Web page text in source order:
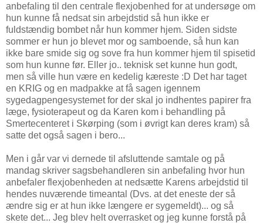
anbefaling til den centrale flexjobenhed for at undersøge om
hun kunne få nedsat sin arbejdstid så hun ikke er
fuldstændig bombet når hun kommer hjem. Siden sidste
sommer er hun jo blevet mor og samboende, så hun kan
ikke bare smide sig og sove fra hun kommer hjem til spisetid
som hun kunne før. Eller jo.. teknisk set kunne hun godt,
men så ville hun være en kedelig kæreste :D Det har taget
en KRIG og en madpakke at få sagen igennem
sygedagpengesystemet for der skal jo indhentes papirer fra
læge, fysioterapeut og da Karen kom i behandling på
Smertecenteret i Skørping (som i øvrigt kan deres kram) så
satte det også sagen i bero...
Men i går var vi dernede til afsluttende samtale og på
mandag skriver sagsbehandleren sin anbefaling hvor hun
anbefaler flexjobenheden at nedsætte Karens arbejdstid til
hendes nuværende timeantal (Dvs. at det eneste der så
ændre sig er at hun ikke længere er sygemeldt)... og så
skete det... Jeg blev helt overrasket og jeg kunne forstå på